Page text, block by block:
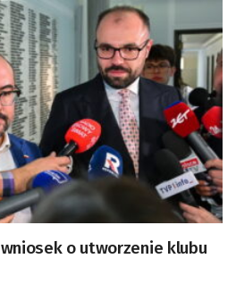
wniosek o utworzenie klubu